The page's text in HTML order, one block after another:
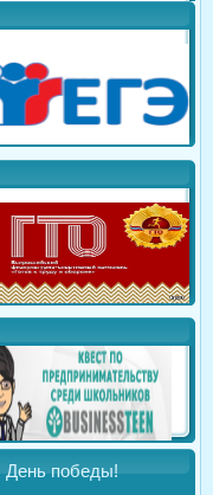
День победы!